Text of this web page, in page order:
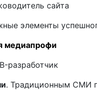
сайта
элементы
медиапрофи
-разработчик
. Традиционным СМИ